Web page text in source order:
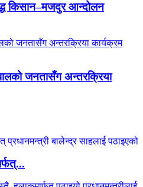
किसान–मजदुर आन्दोलन
जनतासँग अन्तरक्रिया